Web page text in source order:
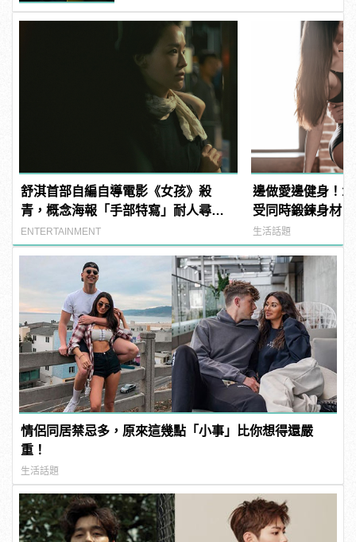
舒淇首部自編自導電影《女孩》殺
青，概念海報「手部特寫」耐人尋
味
ENTERTAINMENT
邊做愛邊健身！
受同時鍛鍊身材
生活話題
情侶同居禁忌多，原來這幾點「小事」比你想得還嚴
重！
生活話題